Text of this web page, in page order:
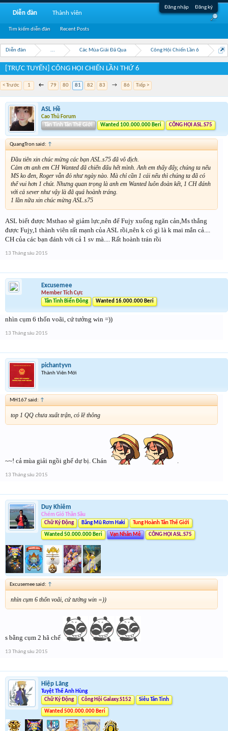
Đăng nhập Đăng ký
Diễn đàn ... Các Mùa Giải Đã Qua Công Hội Chiến Lần 6
[TRỰC TUYẾN] CÔNG HỘI CHIẾN LẦN THỨ 6
< Trước 1 ← 79 80 81 82 83 → 86 Tiếp >
ASL Hề
Cao Thủ Forum
Tân Tinh Tân Thế Giới
Wanted 100.000.000 Beri CÔNG HỘI ASL.S75
QuangTron said: ↑
Đầu tiên xin chúc mừng các bạn ASL.s75 đã vô địch.
Cảm ơn anh em CH Wanted đã chiến đấu hết mình. Anh em thấy đấy, chúng ta nếu
MS ko đen, Roger vẫn đỏ như ngày nào. Mà chỉ cần 1 cái nếu thì chúng ta đã có
thể vui hơn 1 chút. Nhưng quan trọng là anh em Wanted luôn đoàn kết, 1 CH đánh
với cả sever như vậy là đã quá hoành tráng.
1 lần nữa xin chúc mừng ASL.s75
ASL biết được Msthao sẽ giảm lực,nên để Fujy xuống ngăn cản,Ms thắng
được Fujy,1 thành viên rất mạnh của ASL rồi,nên k có gì là k mai mắn cả....
CH của các bạn đánh với cả 1 sv mà.... Rất hoành trán rồi
13 Tháng sáu 2015
Excusemee
Member Tích Cực
Tân Tinh Biển Đông
Wanted 16.000.000 Beri
nhìn cụm 6 thốn voãi, cứ tưởng win =))
13 Tháng sáu 2015
pichantyvn
Thành Viên Mới
MH167 said: ↑
top 1 QQ chưa xuất trận, có lẽ thông
~~! cả mùa giải ngồi ghế dự bị. Chán
13 Tháng sáu 2015
Duy Khiêm
Chém Gió Thần Sầu
Chữ Ký Động
Băng Mũ Rơm Haki Tung Hoành Tân Thế Giới
Wanted 50.000.000 Beri Vạn Nhân Mê CÔNG HỘI ASL.S75
Excusemee said: ↑
nhìn cụm 6 thốn voãi, cứ tưởng win =))
s bằng cụm 2 hã chế
13 Tháng sáu 2015
Hiệp Lãng
Tuyệt Thế Anh Hùng
Chữ Ký Động
Công Hội Galaxy.S152 Siêu Tân Tinh
Wanted 500.000.000 Beri
Diễn đàn
Tìm kiếm diễn đàn Recent Posts
Thành viên